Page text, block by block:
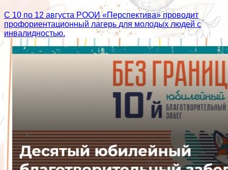
С 10 по 12 августа РООИ «Перспектива» проводит
профориентационный лагерь для молодых людей с
инвалидностью.